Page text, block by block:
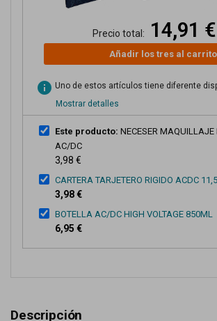
Precio total: 14,91 €
Añadir los tres al carrito
info Uno de estos artículos tiene diferente
Mostrar detalles
Este producto: NECESER MAQUILLAJE
AC/DC
3,98 €
CARTERA TARJETERO RIGIDO ACDC
3,98 €
BOTELLA AC/DC HIGH VOLTAGE 850ML
6,95 €
Descripción